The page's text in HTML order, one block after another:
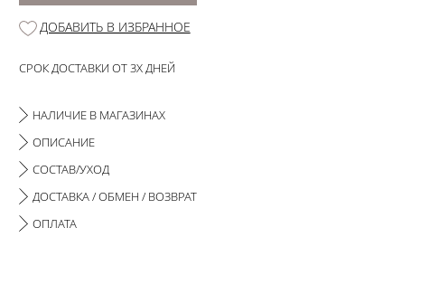
ДОБАВИТЬ В ИЗБРАННОЕ
СРОК ДОСТАВКИ ОТ 3Х ДНЕЙ
НАЛИЧИЕ В МАГАЗИНАХ
ОПИСАНИЕ
СОСТАВ/УХОД
ДОСТАВКА / ОБМЕН / ВОЗВРАТ
ОПЛАТА